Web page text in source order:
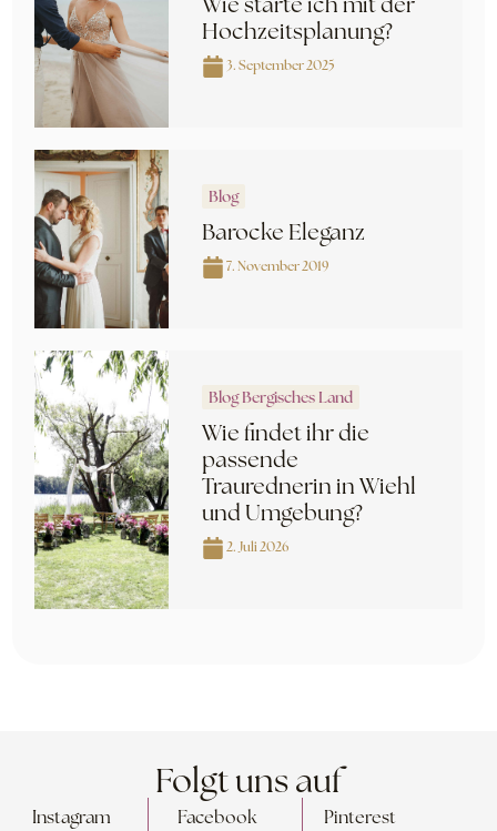
Hochzeitsplanung?
3. September 2025
Blog
Barocke Eleganz
7. November 2019
Blog Bergisches Land
Wie findet ihr die
passende
Traurednerin in Wiehl
und Umgebung?
2. Juli 2026
Folgt uns auf
Instagram Facebook Pinterest